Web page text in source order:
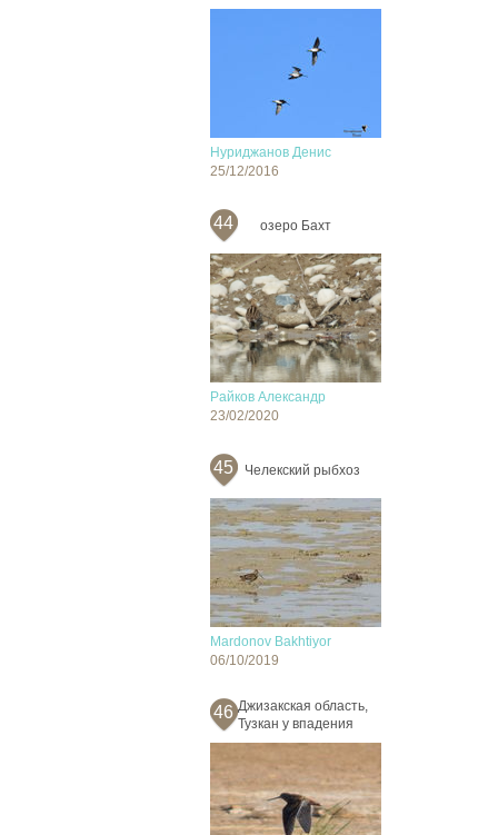
Нуриджанов Денис
25/12/2016
44 озеро Бахт
Райков Александр
23/02/2020
45 Челекский рыбхоз
Mardonov Bakhtiyor
06/10/2019
46 Джизакская область,
Тузкан у впадения